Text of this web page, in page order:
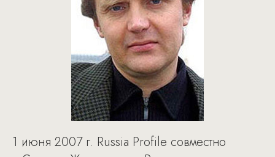
1 июня 2007 г. Russia Profile совместно